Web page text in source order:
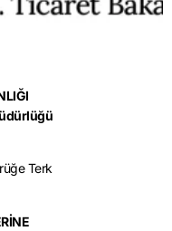
Terk